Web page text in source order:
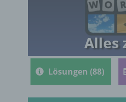
Alles
Lösungen (88)